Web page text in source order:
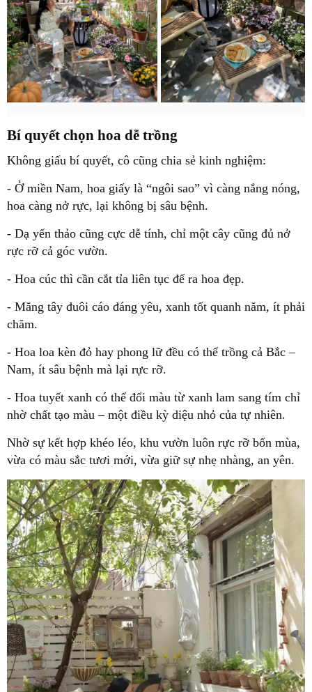
Bí quyết chọn hoa dễ trồng
Không giấu bí quyết, cô cũng chia sẻ kinh nghiệm:
- Ở miền Nam, hoa giấy là “ngôi sao” vì càng nắng nóng,
hoa càng nở rực, lại không bị sâu bệnh.
- Dạ yến thảo cũng cực dễ tính, chỉ một cây cũng đủ nở
rực rỡ cả góc vườn.
- Hoa cúc thì cần cắt tỉa liên tục để ra hoa đẹp.
- Măng tây đuôi cáo đáng yêu, xanh tốt quanh năm, ít phải
chăm.
- Hoa loa kèn đỏ hay phong lữ đều có thể trồng cả Bắc –
Nam, ít sâu bệnh mà lại rực rỡ.
- Hoa tuyết xanh có thể đổi màu từ xanh lam sang tím chỉ
nhờ chất tạo màu – một điều kỳ diệu nhỏ của tự nhiên.
Nhờ sự kết hợp khéo léo, khu vườn luôn rực rỡ bốn mùa,
vừa có màu sắc tươi mới, vừa giữ sự nhẹ nhàng, an yên.